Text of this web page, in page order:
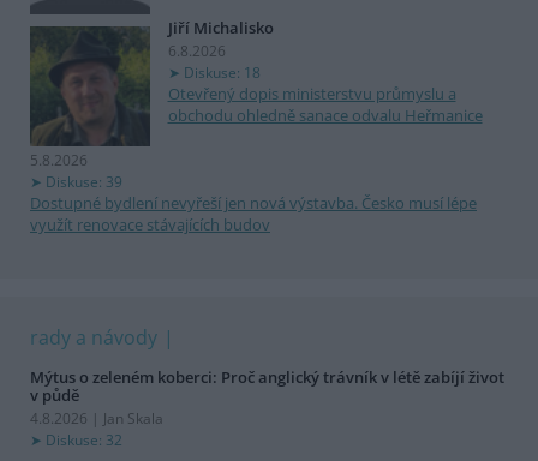
Jiří Michalisko
6.8.2026
Diskuse: 18
Otevřený dopis ministerstvu průmyslu a
obchodu ohledně sanace odvalu Heřmanice
5.8.2026
Diskuse: 39
Dostupné bydlení nevyřeší jen nová výstavba. Česko musí lépe
využít renovace stávajících budov
rady a návody
Mýtus o zeleném koberci: Proč anglický trávník v létě zabíjí život
v půdě
4.8.2026 | Jan Skala
Diskuse: 32